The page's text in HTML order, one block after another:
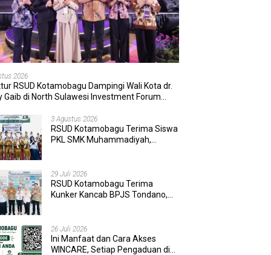
2026
RSUD Kotamobagu Dampingi Wali Kota dr.
Gaib di North Sulawesi Investment Forum
3 Agustus 2026
RSUD Kotamobagu Terima Siswa
PKL SMK Muhammadiyah,
29 Juli 2026
RSUD Kotamobagu Terima
Kunker Kancab BPJS Tondano,
26 Juli 2026
Ini Manfaat dan Cara Akses
WINCARE, Setiap Pengaduan di